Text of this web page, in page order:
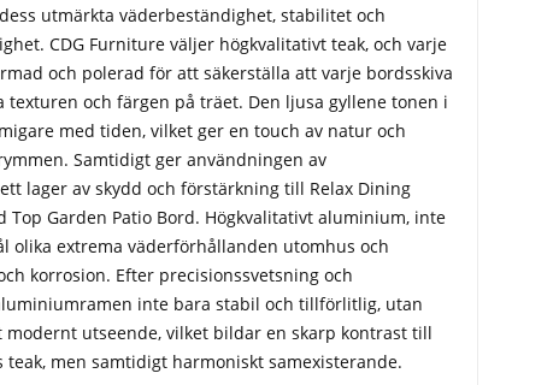
utmärkta väderbeständighet, stabilitet och
CDG Furniture väljer högkvalitativt teak, och varje
och polerad för att säkerställa att varje bordsskiva
texturen och färgen på träet. Den ljusa gyllene tonen i
med tiden, vilket ger en touch av natur och
Samtidigt ger användningen av
lager av skydd och förstärkning till Relax Dining
Top Garden Patio Bord. Högkvalitativt aluminium, inte
olika extrema väderförhållanden utomhus och
korrosion. Efter precisionssvetsning och
inte bara stabil och tillförlitlig, utan
utseende, vilket bildar en skarp kontrast till
men samtidigt harmoniskt samexisterande.